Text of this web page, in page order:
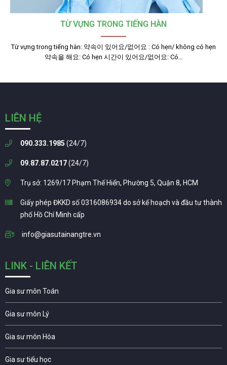
TỪ VỰNG TRONG TIẾNG HÀN
Từ vựng trong tiếng hàn: 약속이 있어요/없어요 : Có hẹn/ không có hẹn
약속을 해요: Có hẹn 시간이 있어요/없어요: Có…
LIÊN HỆ
090.333.1985 (24/7)
09.87.87.0217(24/7)
Trụ sở: 1269/17 Phạm Thế Hiển, Phường 5, Quận 8, HCM
Giấy phép ĐKKD số 0316086934 do sở kế hoạch và đầu tư thành
phố Hồ Chí Minh cấp
info@giasutainangtre.vn
LINK - LIÊN KẾT
Gia sư môn Toán
Gia sư môn Lý
Gia sư môn Hóa
Gia sư tiểu học